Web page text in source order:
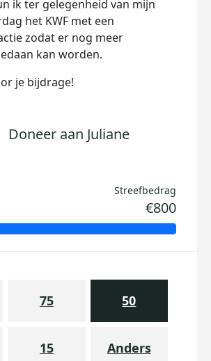
ik ter gelegenheid van mijn
het KWF met een
zodat er nog meer
kan worden.
je bijdrage!
Doneer aan Juliane
Streefbedrag
€800
75 50
15 Anders